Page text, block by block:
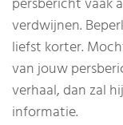
verdwijnen.
liefst korter.
van jouw
verhaal, dan zal
informatie.